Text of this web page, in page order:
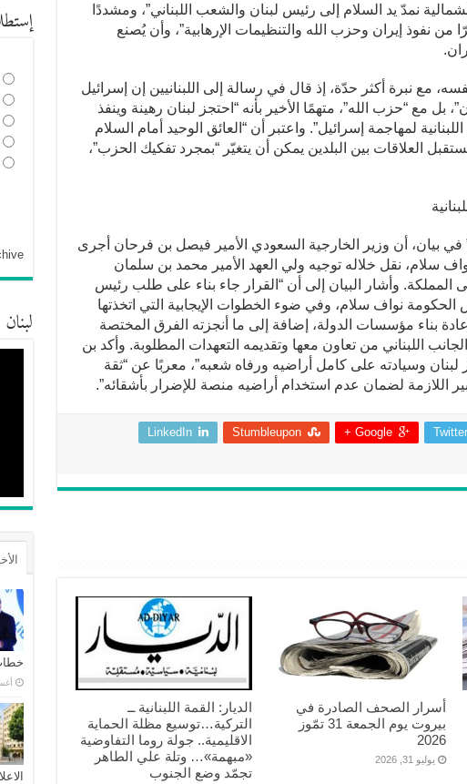
نمدّ يد السلام إلى رئيس لبنان والشعب اللبناني”، ومشددًا
نفوذ إيران وحزب الله والتنظيمات الإرهابية”، وأن يُصنع
مع نبرة أكثر حدّة، إذ قال في رسالة إلى اللبنانيين إن إسرائيل
مع “حزب الله”، متهمًا الأخير بأنه “احتجز لبنان رهينة وينفذ
لمهاجمة إسرائيل”. واعتبر أن “العائق الوحيد أمام السلام
العلاقات بين البلدين يمكن أن يتغيّر “بمجرد تفكيك الحزب”،
في بيان، أن وزير الخارجية السعودي الأمير فيصل بن فرحان أجرى
سلام، نقل خلاله توجيه ولي العهد الأمير محمد بن سلمان
المملكة. وأشار البيان إلى أن “القرار جاء بناء على طلب رئيس
نواف سلام، وفي ضوء الخطوات الإيجابية التي اتخذتها
بناء مؤسسات الدولة، إضافة إلى ما أنجزته الفرق المختصة
اللبناني من تعاون معها وتقديمه التعهدات المطلوبة. وأكد بن
لبنان وسيادته على كامل أراضيه ورفاه شعبه”، معربًا عن “ثقة
اللازمة لضمان عدم استخدام أراضيه منصة للإضرار بأشقائه”.
Twitter
Google +
Stumbleupon
LinkedIn
أسرار الصحف الصادرة في
بيروت يوم الجمعة 31 تمّوز
2026
يوليو 31, 2026
الديار: القمة اللبنانية ــ
التركية…توسيع مظلة الحماية
الاقليمية.. جولة روما التفاوضية
«مبهمة»… وتلة علي الطاهر
تجمّد وضع الجنوب
لبنان